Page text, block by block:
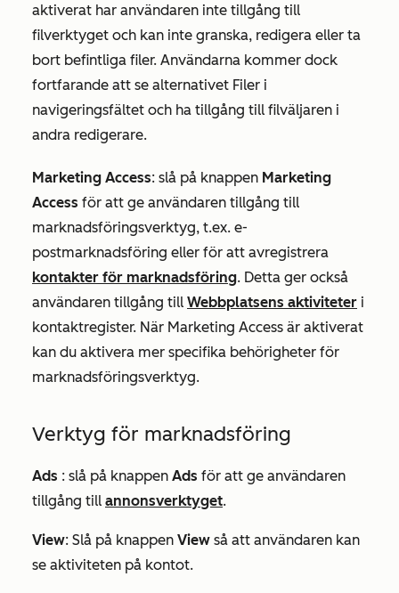
aktiverat har användaren inte tillgång till
filverktyget och kan inte granska, redigera eller ta
bort befintliga filer. Användarna kommer dock
fortfarande att se alternativet Filer i
navigeringsfältet och ha tillgång till filväljaren i
andra redigerare.
Marketing Access: slå på knappen Marketing
Access för att ge användaren tillgång till
marknadsföringsverktyg, t.ex. e-
postmarknadsföring eller för att avregistrera
kontakter för marknadsföring. Detta ger också
användaren tillgång till Webbplatsens aktiviteter i
kontaktregister. När Marketing Access är aktiverat
kan du aktivera mer specifika behörigheter för
marknadsföringsverktyg.
Verktyg för marknadsföring
Ads : slå på knappen Ads för att ge användaren
tillgång till annonsverktyget.
View: Slå på knappen View så att användaren kan
se aktiviteten på kontot.